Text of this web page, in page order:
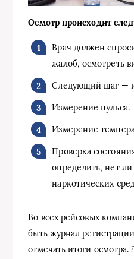
Осмотр происходит
Врач должен
жалоб, осмотреть
Следующий шаг —
Измерение пульса.
Измерение
Проверка
определить, нет
наркотических
Во всех рейсовых
быть журнал
отмечать итоги осмотра.